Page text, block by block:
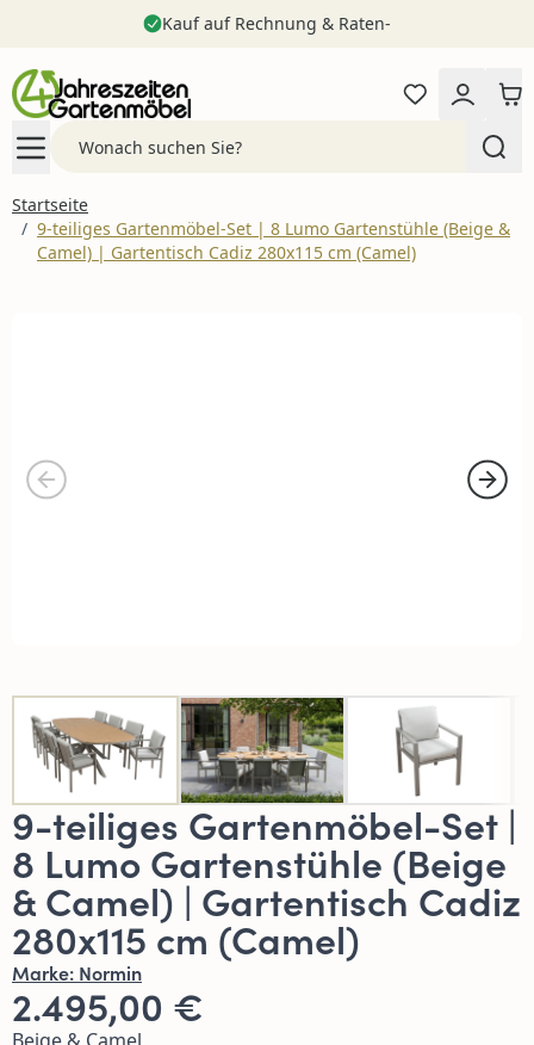
Kauf auf Rechnung & Raten-
Startseite
/ 9-teiliges Gartenmöbel-Set | 8 Lumo Gartenstühle (Beige &
Camel) | Gartentisch Cadiz 280x115 cm (Camel)
9-teiliges Gartenmöbel-Set |
8 Lumo Gartenstühle (Beige
& Camel) | Gartentisch Cadiz
280x115 cm (Camel)
Marke: Normin
2.495,00 €